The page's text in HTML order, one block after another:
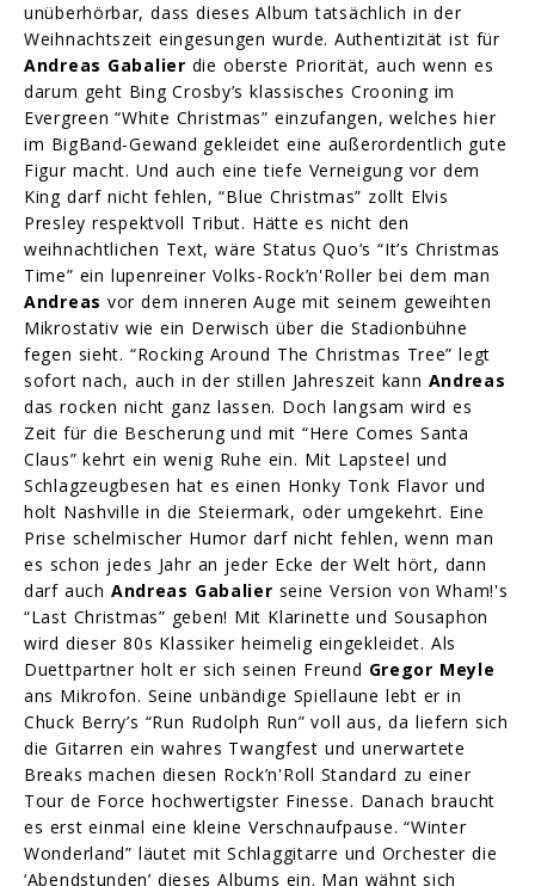
unüberhörbar, dass dieses Album tatsächlich in der
Weihnachtszeit eingesungen wurde. Authentizität ist für
Andreas Gabalier die oberste Priorität, auch wenn es
darum geht Bing Crosby’s klassisches Crooning im
Evergreen “White Christmas” einzufangen, welches hier
im BigBand-Gewand gekleidet eine außerordentlich gute
Figur macht. Und auch eine tiefe Verneigung vor dem
King darf nicht fehlen, “Blue Christmas” zollt Elvis
Presley respektvoll Tribut. Hätte es nicht den
weihnachtlichen Text, wäre Status Quo’s “It’s Christmas
Time” ein lupenreiner Volks-Rock’n'Roller bei dem man
Andreas vor dem inneren Auge mit seinem geweihten
Mikrostativ wie ein Derwisch über die Stadionbühne
fegen sieht. “Rocking Around The Christmas Tree” legt
sofort nach, auch in der stillen Jahreszeit kann Andreas
das rocken nicht ganz lassen. Doch langsam wird es
Zeit für die Bescherung und mit “Here Comes Santa
Claus” kehrt ein wenig Ruhe ein. Mit Lapsteel und
Schlagzeugbesen hat es einen Honky Tonk Flavor und
holt Nashville in die Steiermark, oder umgekehrt. Eine
Prise schelmischer Humor darf nicht fehlen, wenn man
es schon jedes Jahr an jeder Ecke der Welt hört, dann
darf auch Andreas Gabalier seine Version von Wham!'s
“Last Christmas” geben! Mit Klarinette und Sousaphon
wird dieser 80s Klassiker heimelig eingekleidet. Als
Duettpartner holt er sich seinen Freund Gregor Meyle
ans Mikrofon. Seine unbändige Spiellaune lebt er in
Chuck Berry’s “Run Rudolph Run” voll aus, da liefern sich
die Gitarren ein wahres Twangfest und unerwartete
Breaks machen diesen Rock’n'Roll Standard zu einer
Tour de Force hochwertigster Finesse. Danach braucht
es erst einmal eine kleine Verschnaufpause. “Winter
Wonderland” läutet mit Schlaggitarre und Orchester die
‘Abendstunden’ dieses Albums ein. Man wähnt sich